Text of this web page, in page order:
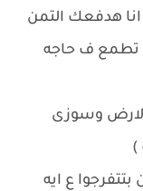
هدفعك التمن
تطمع ف حاجه
الارض وسوزى
)
ع ايه